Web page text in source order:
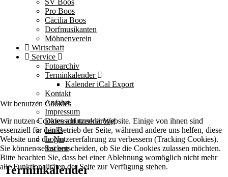
SV Boos
Pro Boos
Cäcilia Boos
Dorfmusikanten
Möhnenverein
Wirtschaft
Service
Fotoarchiv
Terminkalender
Kalender iCal Export
Kontakt
Anfahrt
Impressum
Datenschutzerklärung
Links
Login
Suchen
Terminkalender
Wir benutzen Cookies
Wir nutzen Cookies auf unserer Website. Einige von ihnen sind
essenziell für den Betrieb der Seite, während andere uns helfen, diese
Website und die Nutzererfahrung zu verbessern (Tracking Cookies).
Sie können selbst entscheiden, ob Sie die Cookies zulassen möchten.
Bitte beachten Sie, dass bei einer Ablehnung womöglich nicht mehr
alle Funktionalitäten der Seite zur Verfügung stehen.